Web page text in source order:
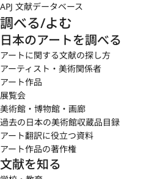
APJ 文献データベース
調べる/よむ
日本のアートを調べる
アートに関する文献の探し方
アーティスト・美術関係者
アート作品
展覧会
美術館・博物館・画廊
過去の日本の美術館収蔵品目録
アート翻訳に役立つ資料
アート作品の著作権
文献を知る